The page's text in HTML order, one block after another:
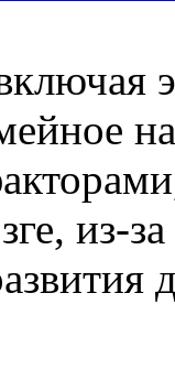
из-